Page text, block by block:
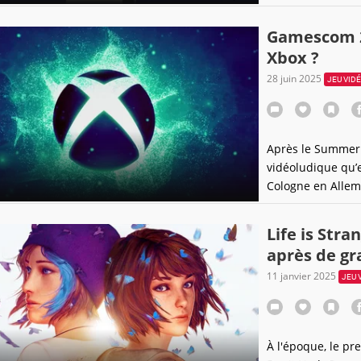
Xbox ?
28 juin 2025 JEU
Après le
vidéoludique
Cologne en
répondu
confirmations
Life is
après de
11 janvier 2025 JEU
À l'époque, le